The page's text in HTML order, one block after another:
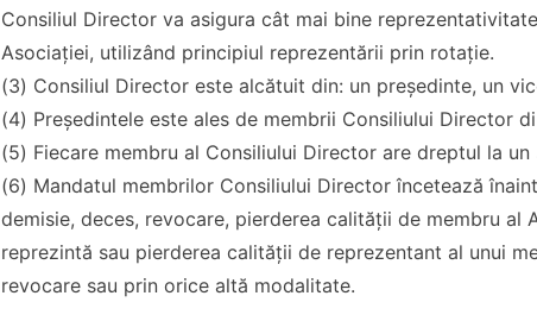
Consiliul Director va asigura cât mai bine
Asociaţiei, utilizând principiul reprezentării prin rotaţie.
(3) Consiliul Director este alcătuit din: un preşedinte, un
(4) Preşedintele este ales de membrii Consiliului Director
(5) Fiecare membru al Consiliului Director are dreptul la
(6) Mandatul membrilor Consiliului Director încetează
demisie, deces, revocare, pierderea calităţii de membru
reprezintă sau pierderea calităţii de reprezentant al unui
revocare sau prin orice altă modalitate.